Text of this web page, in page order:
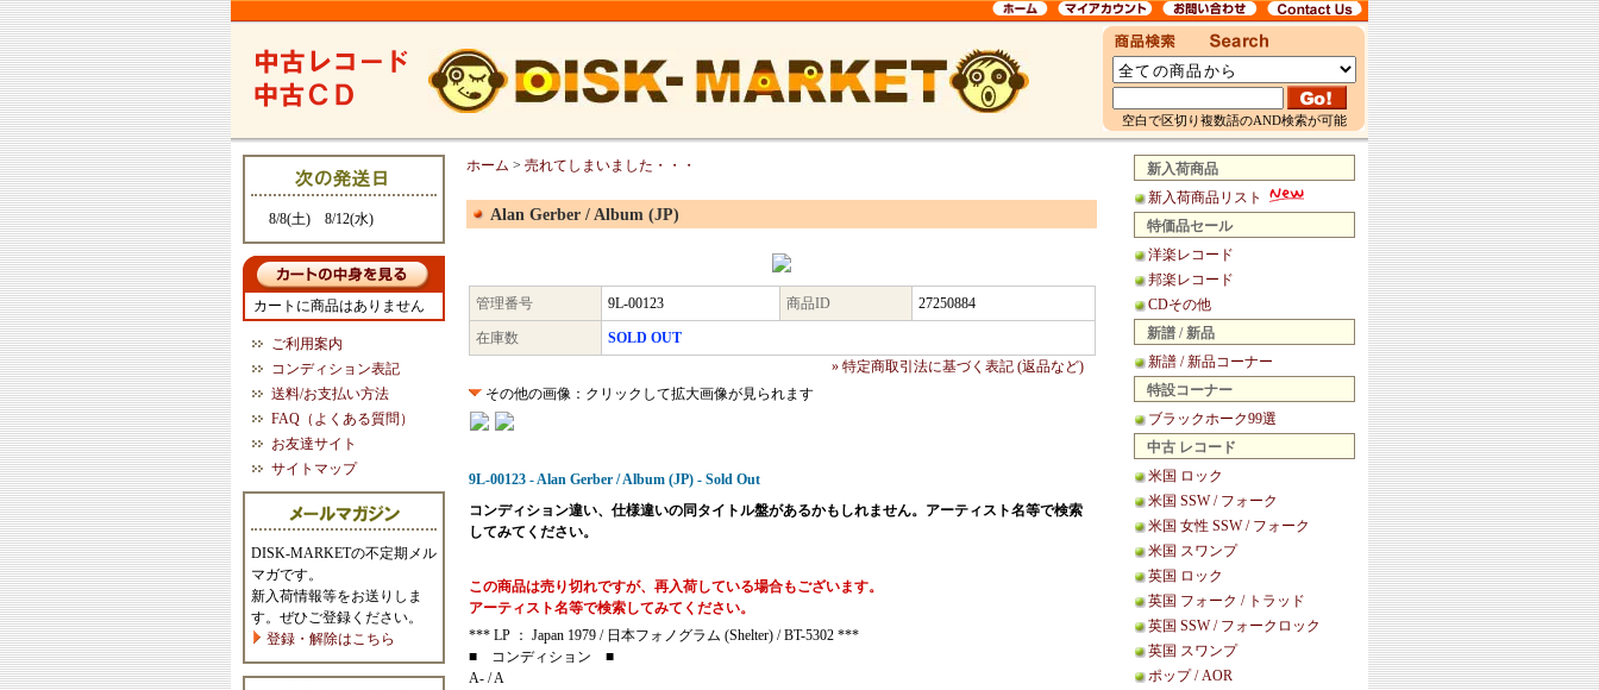
空白で区切り複数語のAND検索が可能
8/8(土) 8/12(水)
カートに商品はありません
ご利用案内
コンディション表記
送料/お支払い方法
FAQ（よくある質問）
お友達サイト
サイトマップ
DISK-MARKETの不定期メル
マガです。
新入荷情報等をお送りしま
す。ぜひご登録ください。
登録・解除はこちら
新入荷商品
新入荷商品リスト
特価品セール
洋楽レコード
邦楽レコード
CDその他
新譜 / 新品
新譜 / 新品コーナー
特設コーナー
ブラックホーク99選
中古 レコード
米国 ロック
米国 SSW / フォーク
米国 女性 SSW / フォーク
米国 スワンプ
英国 ロック
英国 フォーク / トラッド
英国 SSW / フォークロック
英国 スワンプ
ポップ / AOR
ホーム > 売れてしまいました・・・
Alan Gerber / Album (JP)
管理番号 9L-00123 商品ID 27250884
在庫数
SOLD OUT
» 特定商取引法に基づく表記 (返品など)
その他の画像：クリックして拡大画像が見られます
9L-00123 - Alan Gerber / Album (JP) - Sold Out
コンディション違い、仕様違いの同タイトル盤があるかもしれません。アーティスト名等で検索
してみてください。
この商品は売り切れですが、再入荷している場合もございます。
アーティスト名等で検索してみてください。
*** LP ： Japan 1979 / 日本フォノグラム (Shelter) / BT-5302 ***
■ コンディション ■
A- / A